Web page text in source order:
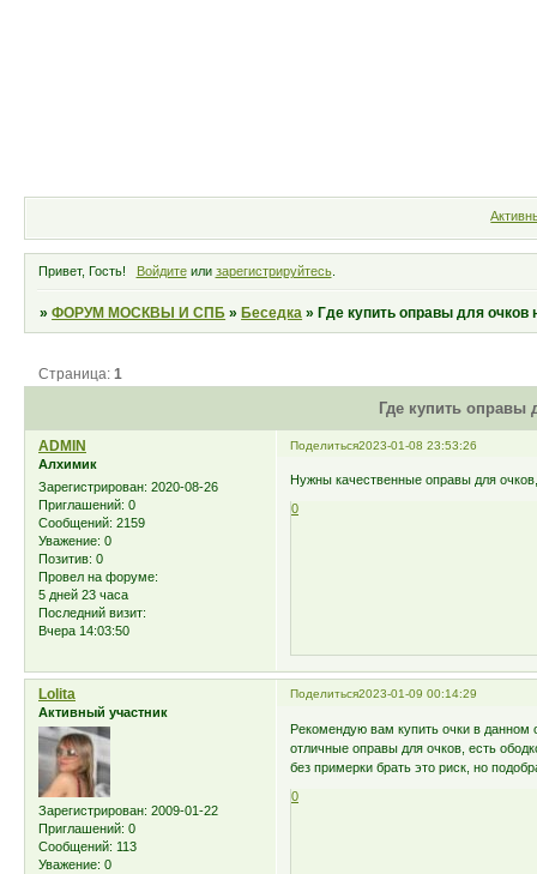
Привет, Гость! Войдитеили зарегистрируйтесь.
»ФОРУМ МОСКВЫ И СПБ »Беседка »Где купить оправы для очков
Где купить оправы
Страница:1
Поделиться2023-01-08 23:53:26
ADMIN
Алхимик
Зарегистрирован: 2020-08-26
Приглашений: 0
Сообщений: 2159
Уважение: 0
Позитив: 0
Провел на форуме:
5 дней 23 часа
Последний визит:
Вчера 14:03:50
Нужны качественные оправы для
0
Поделиться2023-01-09 00:14:29
Lolita
Активный участник
Зарегистрирован: 2009-01-22
Приглашений: 0
Сообщений: 113
Уважение: 0
Рекомендую вам купить очки в данном
отличные оправы для очков, есть
без примерки брать это риск, но
0